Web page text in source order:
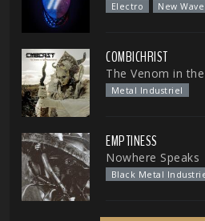
Electro New Wave
COMBICHRIST
The Venom in
Metal Industriel
EMPTINESS
Nowhere Speaks
Black Metal